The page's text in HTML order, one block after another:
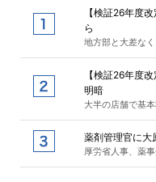
【検証26年度
ら
地方部と大差な
【検証26年度
明暗
大半の店舗で基
薬剤管理官に大
厚労省人事、薬